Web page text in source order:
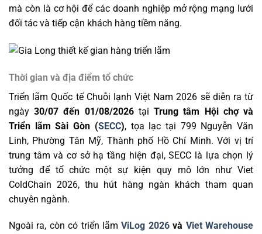
mà còn là cơ hội để các doanh nghiệp mở rộng mạng lưới
đối tác và tiếp cận khách hàng tiềm năng.
Thời gian và địa điểm tổ chức
Triển lãm Quốc tế Chuỗi lạnh Việt Nam 2026 sẽ diễn ra từ
ngày30/07 đến 01/08/2026tạiTrung tâm Hội chợ và
Triển lãm Sài Gòn (SECC), tọa lạc tại 799 Nguyễn Văn
Linh, Phường Tân Mỹ, Thành phố Hồ Chí Minh. Với vị trí
trung tâm và cơ sở hạ tầng hiện đại, SECC là lựa chọn lý
tưởng để tổ chức một sự kiện quy mô lớn như Viet
ColdChain 2026, thu hút hàng ngàn khách tham quan
chuyên ngành.
Ngoài ra, còn có triển lãmViLog 2026và Viet Warehouse